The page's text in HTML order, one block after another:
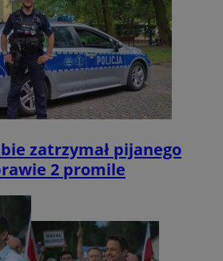
zatrzymał pijanego
2 promile